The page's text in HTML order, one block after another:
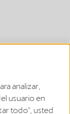
2020):
miembros
analizar,
usuario en
todo", usted